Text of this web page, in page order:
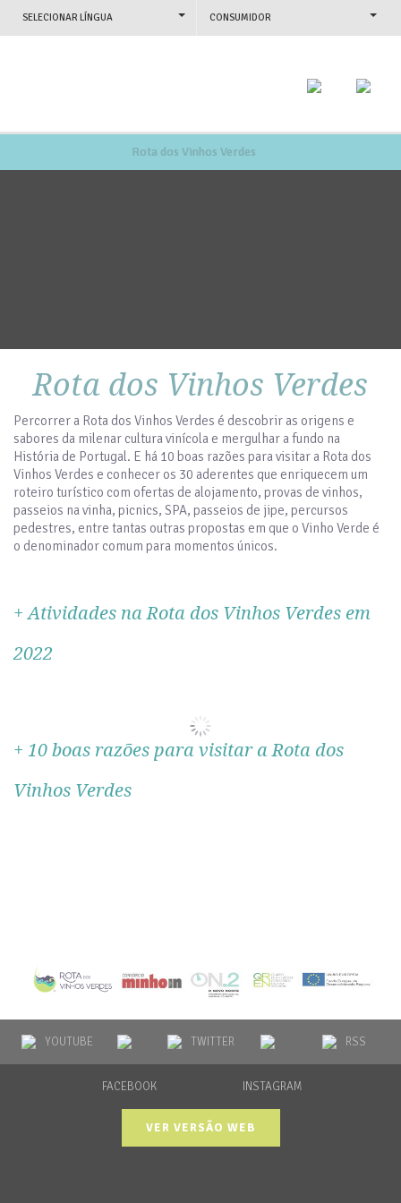
SELECIONAR LÍNGUA CONSUMIDOR
Rota dos Vinhos Verdes
Rota dos Vinhos Verdes
Percorrer a Rota dos Vinhos Verdes é descobrir as origens e
sabores da milenar cultura vinícola e mergulhar a fundo na
História de Portugal. E há 10 boas razões para visitar a Rota dos
Vinhos Verdes e conhecer os 30 aderentes que enriquecem um
roteiro turístico com ofertas de alojamento, provas de vinhos,
passeios na vinha, picnics, SPA, passeios de jipe, percursos
pedestres, entre tantas outras propostas em que o Vinho Verde é
o denominador comum para momentos únicos.
+Atividades na Rota dos Vinhos Verdes em
2022
+ 10 boas razões para visitar a Rota dos
Vinhos Verdes
YOUTUBE
FACEBOOK
TWITTER
INSTAGRAM
RSS
VER VERSÃO WEB